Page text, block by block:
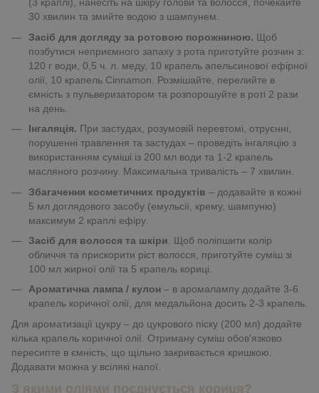
(3 краплі), нанесіть на шкіру голови та волосся, почекайте
30 хвилин та змийте водою з шампунем.
Засіб для догляду за ротовою порожниною. Щоб
позбутися неприємного запаху з рота приготуйте розчин з:
120 г води, 0,5 ч. л. меду, 10 крапель апельсинової ефірної
олії, 10 крапель Сinnamon. Розмішайте, перелийте в
ємність з пульверизатором та розпорошуйте в роті 2 рази
на день.
Інгаляція. При застудах, розумовій перевтомі, отруєнні,
порушенні травлення та застудах – проведіть інгаляцію з
використанням суміші із 200 мл води та 1-2 крапель
масляного розчину. Максимальна тривалість – 7 хвилин.
Збагачення косметичних продуктів – додавайте в кожні
5 мл доглядового засобу (емульсії, крему, шампуню)
максимум 2 краплі ефіру.
Засіб для волосся та шкіри . Щоб поліпшити колір
обличчя та прискорити ріст волосся, приготуйте суміш зі
100 мл жирної олії та 5 крапель кориці.
Ароматична лампа / кулон – в аромалампу додайте 3-6
крапель коричної олії, для медальйона досить 2-3 крапель.
Для ароматизації цукру – до цукрового піску (200 мл) додайте
кілька крапель коричної олії. Отриману суміш обов'язково
пересипте в ємність, що щільно закривається кришкою.
Додавати можна у всілякі напої.
З якими оліями поєднується кориця?